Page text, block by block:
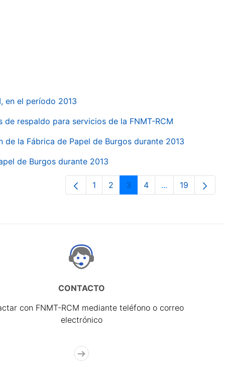
en el período 2013
respaldo para servicios de la FNMT-RCM
la Fábrica de Papel de Burgos durante 2013
de Burgos durante 2013
Página
1 Página
2 Página
3 Página
4 ...PáginasPágina
19
CONTACTO
con FNMT-RCM mediante teléfono o correo
electrónico